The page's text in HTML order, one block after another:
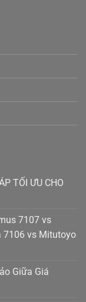
TỐI ƯU CHO
7107 vs
7106 vs Mitutoyo
Giữa Giá